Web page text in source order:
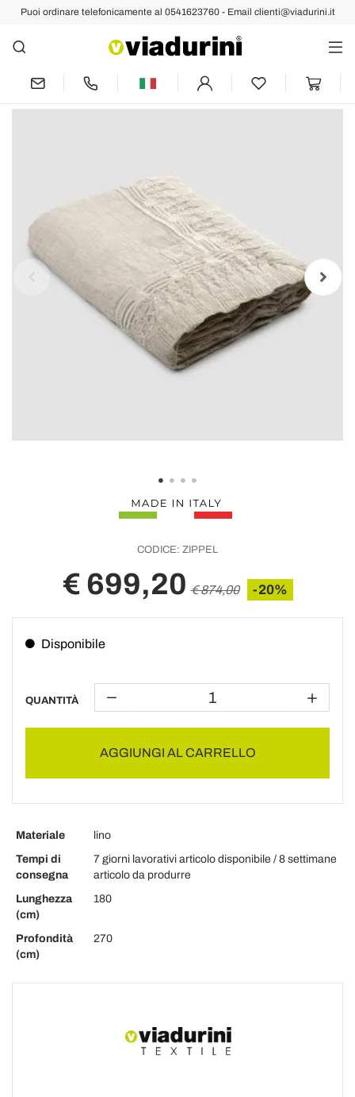
Puoi ordinare telefonicamente al 0541623760 - Email clienti@viadurini.it
Indietro Prec Succ
Tovaglia in Lino Beige Rettangolare con
Cornice Pizzo Nappine di Lusso - Zippel
CODICE: ZIPPEL
€ 699,20 € 874,00 -20%
Disponibile
QUANTITÀ
AGGIUNGI AL CARRELLO
Materiale
lino
Tempi di
consegna
7 giorni lavorativi articolo disponibile / 8 settimane
articolo da produrre
Lunghezza
(cm)
180
Profondità
(cm)
270